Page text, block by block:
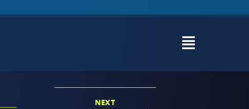
NEXT